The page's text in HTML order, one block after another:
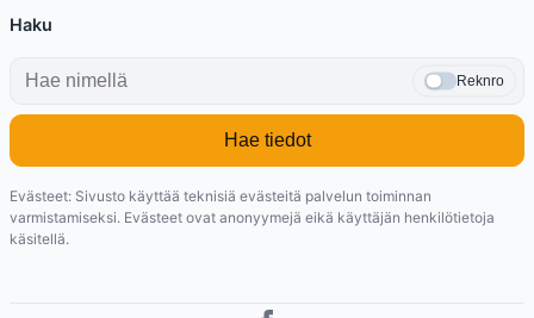
Haku
Reknro
Hae tiedot
Evästeet: Sivusto käyttää teknisiä evästeitä palvelun toiminnan
varmistamiseksi. Evästeet ovat anonyymejä eikä käyttäjän henkilötietoja
käsitellä.